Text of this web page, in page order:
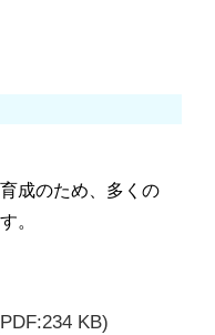
成のため、多くの
。
KB)